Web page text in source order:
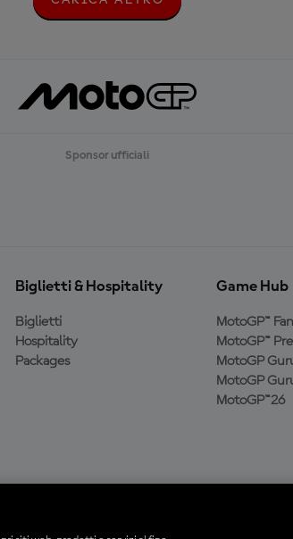
C
A
A
L
O
Sponsor ufficiali
Biglietti & Hospitality
Biglietti
Hospitality
Packages
Game Hub
MotoGP™
MotoGP™
MotoGP
MotoGP
MotoGP™26